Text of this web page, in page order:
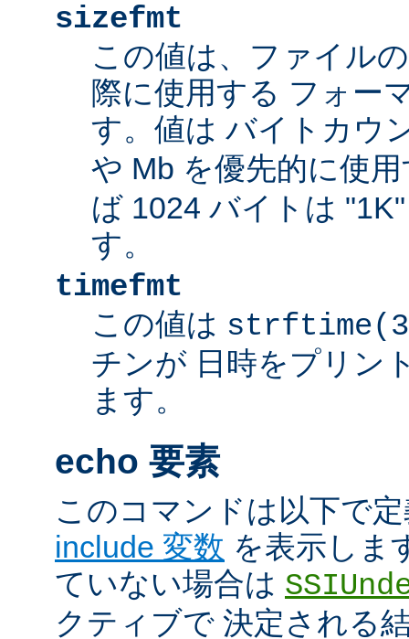
sizefmt
この値は、ファイル
際に使用する フォー
す。値は バイトカウ
や Mb を優先的に使
ば 1024 バイトは
す。
timefmt
この値は
チンが 日時をプリン
ます。
echo 要素
このコマンドは以下で
include 変数 を表示しま
ていない場合は
クティブで 決定される